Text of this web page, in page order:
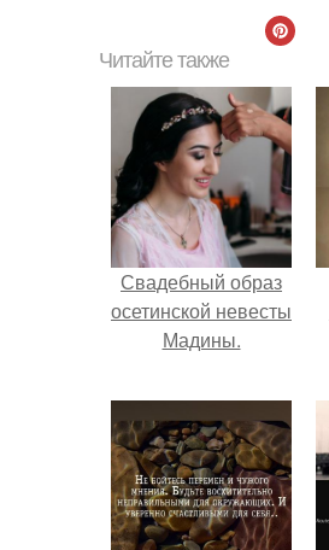
Читайте также
Свадебный образ
осетинской невесты
Мадины.